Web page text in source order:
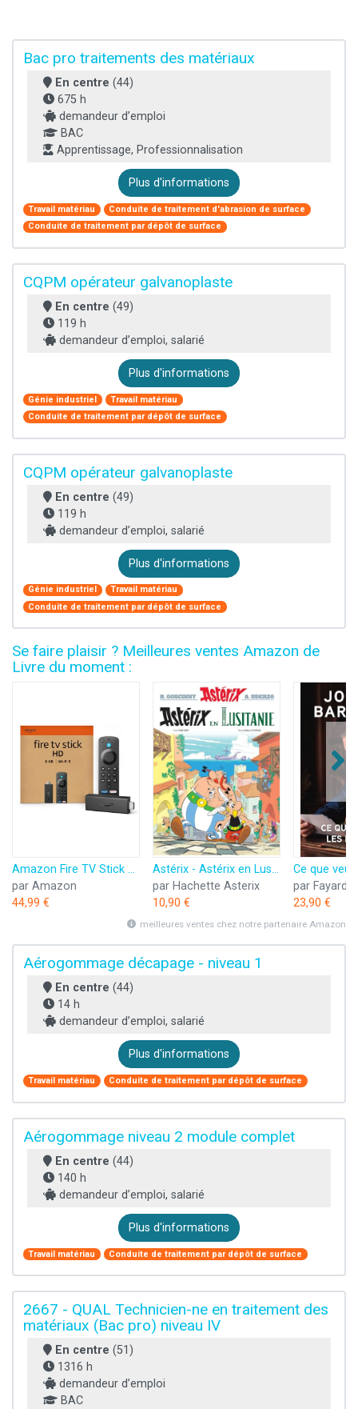
Bac pro traitements des matériaux
En centre (44)
675 h
demandeur d’emploi
BAC
Apprentissage, Professionnalisation
Plus d'informations
Travail matériau
Conduite de traitement d'abrasion de surface
Conduite de traitement par dépôt de surface
CQPM opérateur galvanoplaste
En centre (49)
119 h
demandeur d’emploi, salarié
Plus d'informations
Génie industriel
Travail matériau
Conduite de traitement par dépôt de surface
CQPM opérateur galvanoplaste
En centre (49)
119 h
demandeur d’emploi, salarié
Plus d'informations
Génie industriel
Travail matériau
Conduite de traitement par dépôt de surface
Se faire plaisir ? Meilleures ventes Amazon de
Livre du moment :
Amazon Fire TV Stick HD (Nouvelle génération) | TV gratuite et en direct, télécommande vocale Alexa, contrôle de la maison connectée, streaming HD
par Amazon
44,99 €
Astérix - Astérix en Lusitanie - n°41
par Hachette Asterix
10,90 €
par Fayard
23,90 €
meilleures ventes chez notre partenaire Amazon
Aérogommage décapage - niveau 1
En centre (44)
14 h
demandeur d’emploi, salarié
Plus d'informations
Travail matériau Conduite de traitement par dépôt de surface
Aérogommage niveau 2 module complet
En centre (44)
140 h
demandeur d’emploi, salarié
Plus d'informations
Travail matériau Conduite de traitement par dépôt de surface
2667 - QUAL Technicien-ne en traitement des
matériaux (Bac pro) niveau IV
En centre (51)
1316 h
demandeur d’emploi
BAC